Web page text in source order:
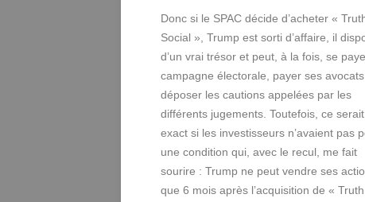
Donc si le SPAC décide d’acheter «
Social », Trump est sorti d’affaire, il
d’un vrai trésor et peut, à la fois, se
campagne électorale, payer ses
déposer les cautions appelées par les
différents jugements. Toutefois, ce serait
exact si les investisseurs n’avaient pas
une condition qui, avec le recul, me fait
sourire : Trump ne peut vendre ses
que 6 mois après l’acquisition de « Truth